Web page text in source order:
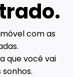
com as
que você vai